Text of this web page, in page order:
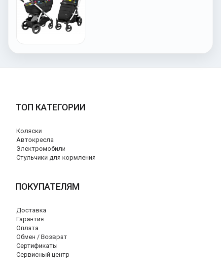
ТОП КАТЕГОРИИ
Коляски
Автокресла
Электромобили
Стульчики для кормления
ПОКУПАТЕЛЯМ
Доставка
Гарантия
Оплата
Обмен / Возврат
Сертификаты
Сервисный центр